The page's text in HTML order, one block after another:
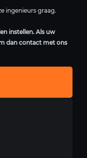
ingenieurs graag.
instellen. Als uw
dan contact met ons